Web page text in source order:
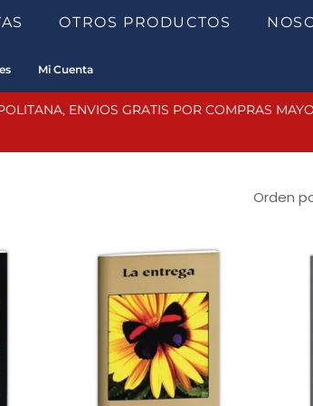
OTROS PRODUCTOS
Mi Cuenta
ENVIOS GRATIS POR COMPRAS